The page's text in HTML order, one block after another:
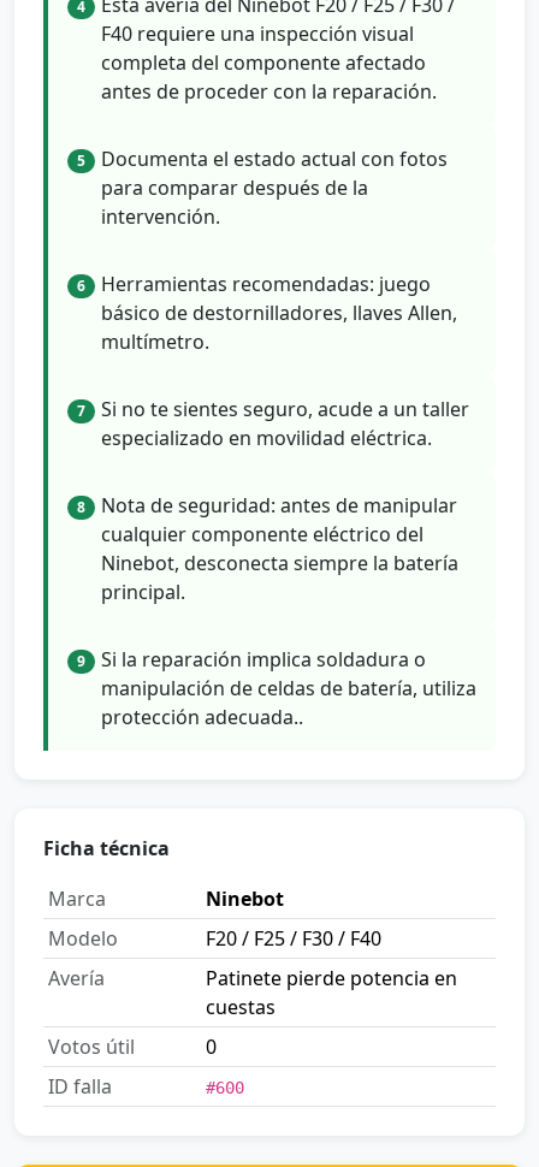
4
F40 requiere una inspección visual
completa del componente afectado
antes de proceder con la reparación.
5
Documenta el estado actual con fotos
para comparar después de la
intervención.
6
Herramientas recomendadas: juego
básico de destornilladores, llaves Allen,
multímetro.
7
Si no te sientes seguro, acude a un taller
especializado en movilidad eléctrica.
8
Nota de seguridad: antes de manipular
cualquier componente eléctrico del
Ninebot, desconecta siempre la batería
principal.
9
Si la reparación implica soldadura o
manipulación de celdas de batería, utiliza
protección adecuada..
Ficha técnica
Marca
Ninebot
Modelo
F20 / F25 / F30 / F40
Avería
Patinete pierde potencia en
cuestas
Votos útil
0
ID falla
#600